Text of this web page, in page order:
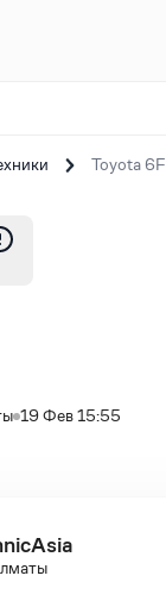
Toyota 6F
19 Фев 15:55